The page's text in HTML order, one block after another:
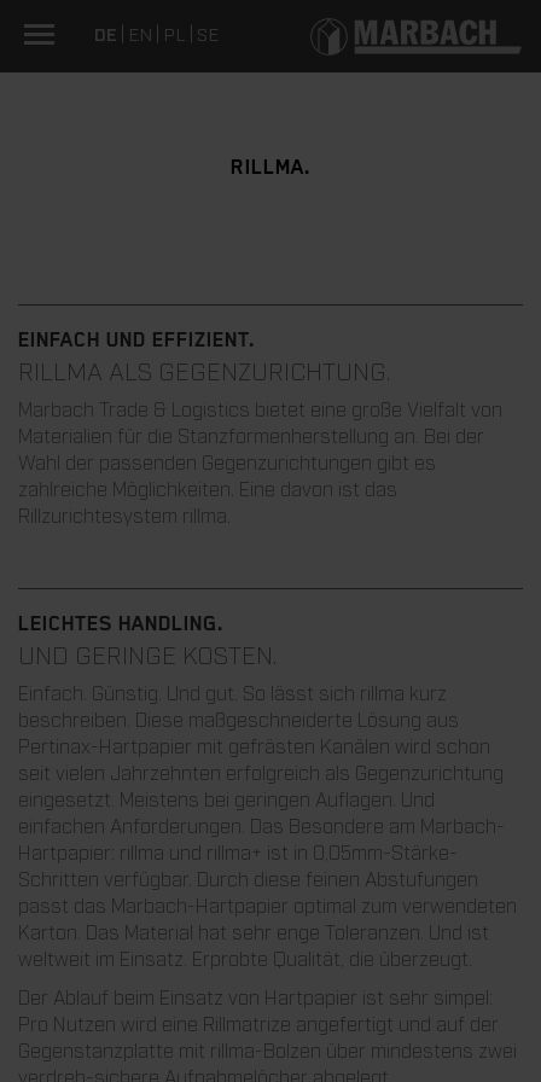
DE EN PL SE
RILLMA.
EINFACH UND EFFIZIENT.
RILLMA ALS GEGENZURICHTUNG.
Marbach Trade & Logistics bietet eine große Vielfalt von
Materialien für die Stanzformenherstellung an. Bei der
Wahl der passenden Gegenzurichtungen gibt es
zahlreiche Möglichkeiten. Eine davon ist das
Rillzurichtesystem rillma.
LEICHTES HANDLING.
UND GERINGE KOSTEN.
Einfach. Günstig. Und gut. So lässt sich rillma kurz
beschreiben. Diese maßgeschneiderte Lösung aus
Pertinax-Hartpapier mit gefrästen Kanälen wird schon
seit vielen Jahrzehnten erfolgreich als Gegenzurichtung
eingesetzt. Meistens bei geringen Auflagen. Und
einfachen Anforderungen. Das Besondere am Marbach-
Hartpapier: rillma und rillma+ ist in 0,05mm-Stärke-
Schritten verfügbar. Durch diese feinen Abstufungen
passt das Marbach-Hartpapier optimal zum verwendeten
Karton. Das Material hat sehr enge Toleranzen. Und ist
weltweit im Einsatz. Erprobte Qualität, die überzeugt.
Der Ablauf beim Einsatz von Hartpapier ist sehr simpel:
Pro Nutzen wird eine Rillmatrize angefertigt und auf der
Gegenstanzplatte mit rillma-Bolzen über mindestens zwei
verdreh-sichere Aufnahmelöcher abgelegt.